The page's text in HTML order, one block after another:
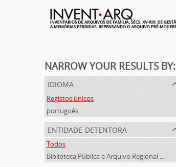
NARROW YOUR RESULTS BY:
idioma
Registos únicos
português
entidade detentora
Todos
Biblioteca Pública e Arquivo Regional de Ponta Delgada